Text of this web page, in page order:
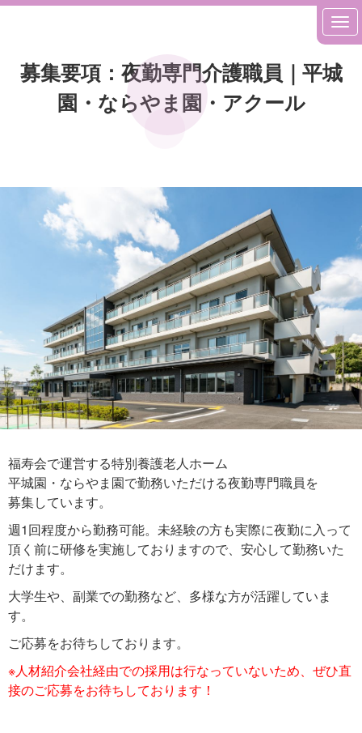
募集要項：夜勤専門介護職員｜平城
園・ならやま園・アクール
福寿会で運営する特別養護老人ホーム
平城園・ならやま園で勤務いただける夜勤専門職員を
募集しています。
週1回程度から勤務可能。未経験の方も実際に夜勤に入って
頂く前に研修を実施しておりますので、安心して勤務いた
だけます。
大学生や、副業での勤務など、多様な方が活躍していま
す。
ご応募をお待ちしております。
※人材紹介会社経由での採用は行なっていないため、ぜひ直
接のご応募をお待ちしております！